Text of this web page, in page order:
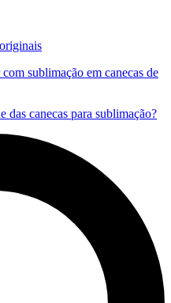
sublimação em canecas de
das canecas para sublimação?